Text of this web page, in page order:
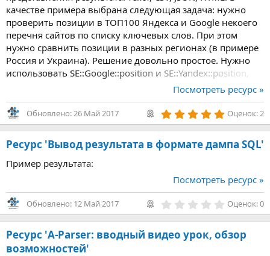
качестве примера выбрана следующая задача: нужно
проверить позиции в ТОП100 Яндекса и Google некоего
перечня сайтов по списку ключевых слов. При этом
нужно сравнить позиции в разных регионах (в примере
Россия и Украина). Решение довольно простое. Нужно
использовать SE::Google::position и SE::Yandex::position,
задавая регионы и кол-во ссылок для парсинга. В
Посмотреть ресурс »
Обновлено:26 Май 2017 5
,
0
0
з
з
д
Оценок: 2
Ресурс 'Вывод результата в формате дампа SQL'
Пример результата:
Посмотреть ресурс »
Обновлено: 12 Май 2017 0
,
0
0
з
Оценок: 0
Ресурс 'A-Parser: вводный видео урок, обзор
возможностей'